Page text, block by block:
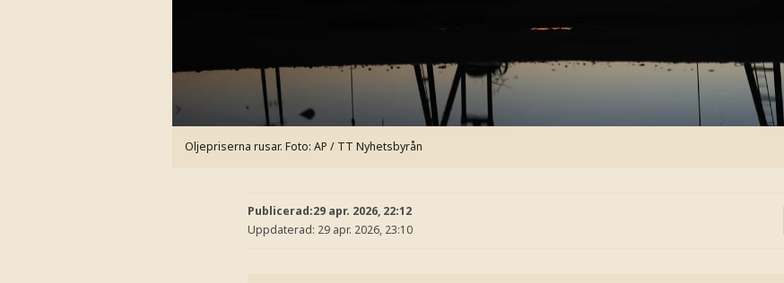
Oljepriserna rusar. Foto: AP / TT Nyhetsbyrån
Publicerad:29 apr. 2026, 22:12
Uppdaterad: 29 apr. 2026, 23:10